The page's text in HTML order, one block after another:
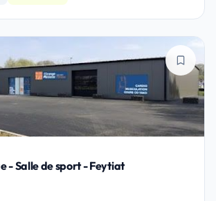
- Salle de sport - Feytiat